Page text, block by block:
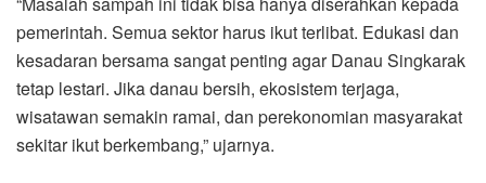
pemerintah. Semua sektor harus ikut terlibat. Edukasi dan
kesadaran bersama sangat penting agar Danau Singkarak
tetap lestari. Jika danau bersih, ekosistem terjaga,
wisatawan semakin ramai, dan perekonomian masyarakat
sekitar ikut berkembang,” ujarnya.